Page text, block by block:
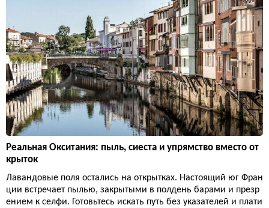
Реальная Окситания: пыль, сиеста и упрямство вместо от
крыток
Лавандовые поля остались на открытках. Настоящий юг Фран
ции встречает пылью, закрытыми в полдень барами и презр
ением к селфи. Готовьтесь искать путь без указателей и плати